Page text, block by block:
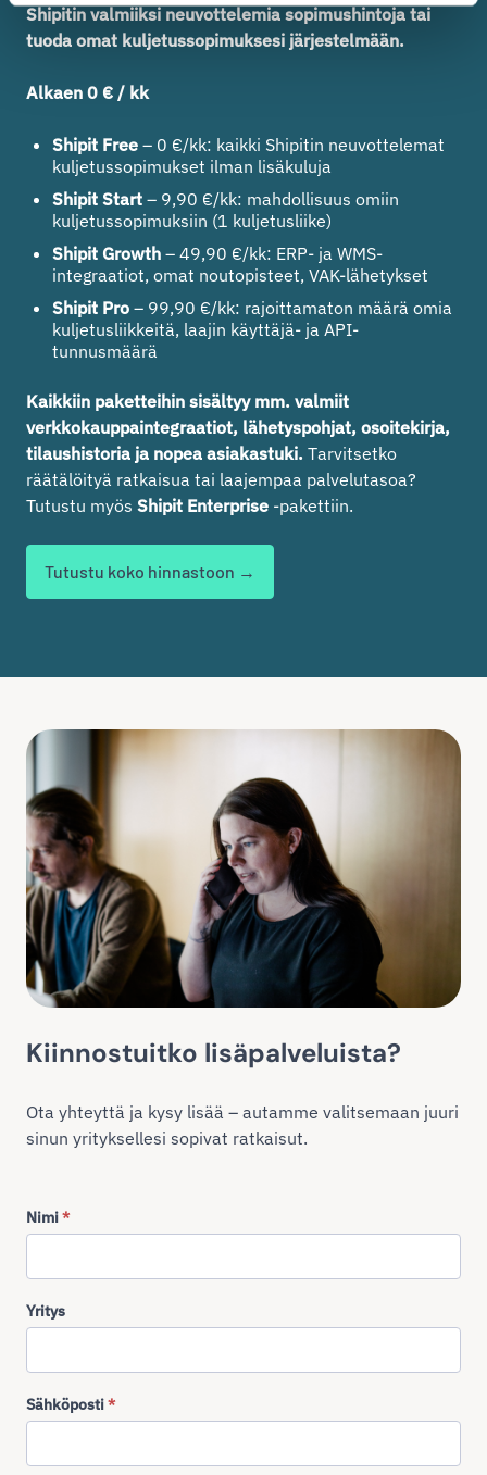
Shipitin valmiiksi neuvottelemia sopimushintoja tai
tuoda omat kuljetussopimuksesi järjestelmään.
Alkaen 0 € / kk
Shipit Free – 0 €/kk: kaikki Shipitin neuvottelemat
kuljetussopimukset ilman lisäkuluja
Shipit Start – 9,90 €/kk: mahdollisuus omiin
kuljetussopimuksiin (1 kuljetusliike)
Shipit Growth – 49,90 €/kk: ERP- ja WMS-
integraatiot, omat noutopisteet, VAK-lähetykset
Shipit Pro – 99,90 €/kk: rajoittamaton määrä omia
kuljetusliikkeitä, laajin käyttäjä- ja API-
tunnusmäärä
Kaikkiin paketteihin sisältyy mm. valmiit
verkkokauppaintegraatiot, lähetyspohjat, osoitekirja,
tilaushistoria ja nopea asiakastuki. Tarvitsetko
räätälöityä ratkaisua tai laajempaa palvelutasoa?
Tutustu myös Shipit Enterprise -pakettiin.
Tutustu koko hinnastoon →
Kiinnostuitko lisäpalveluista?
Ota yhteyttä ja kysy lisää – autamme valitsemaan juuri
sinun yrityksellesi sopivat ratkaisut.
Nimi*
Yritys
Sähköposti*